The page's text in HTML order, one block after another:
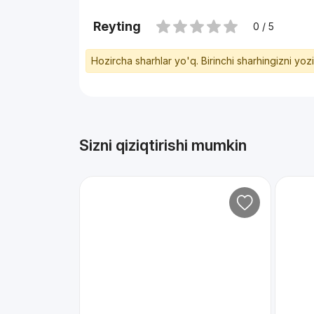
Reyting 0 / 5
Hozircha sharhlar yo'q. Birinchi sharhingizni
Sizni qiziqtirishi mumkin